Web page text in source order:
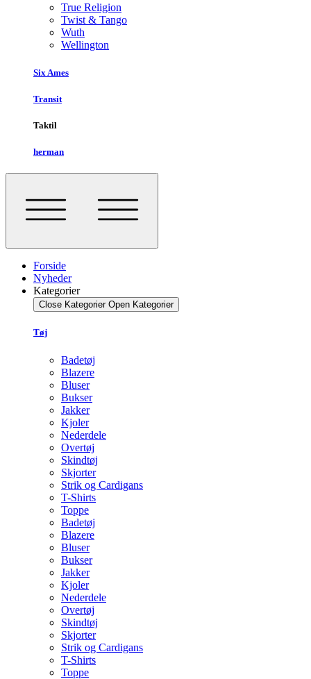
True Religion
Twist & Tango
Wuth
Wellington
Six Ames
Transit
Taktil
herman
Forside
Nyheder
Kategorier
Close Kategorier Open Kategorier
Tøj
Badetøj
Blazere
Bluser
Bukser
Jakker
Kjoler
Nederdele
Overtøj
Skindtøj
Skjorter
Strik og Cardigans
T-Shirts
Toppe
Badetøj
Blazere
Bluser
Bukser
Jakker
Kjoler
Nederdele
Overtøj
Skindtøj
Skjorter
Strik og Cardigans
T-Shirts
Toppe